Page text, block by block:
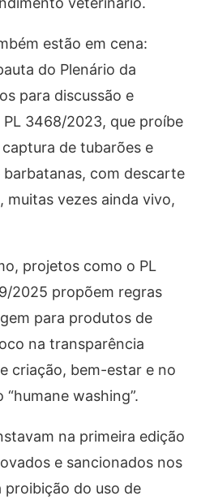
estão em cena:
do Plenário da
para discussão e
3468/2023, que proíbe
de tubarões e
com descarte
vezes ainda vivo,
projetos como o PL
2025 propõem regras
para produtos de
na transparência
criação, bem-estar e no
washing”.
na primeira edição
e sancionados nos
do uso de